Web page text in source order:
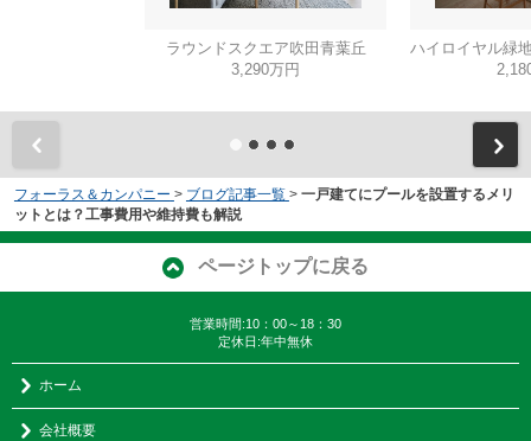
ラウンドスクエア吹田青葉丘
3,290万円
ハイロイヤル緑
フォーラス＆カンパニー > ブログ記事一覧 > 一戸建てにプールを設置するメリ
ットとは？工事費用や維持費も解説
ページトップに戻る
営業時間:10：00～18：30
定休日:年中無休
ホーム
会社概要